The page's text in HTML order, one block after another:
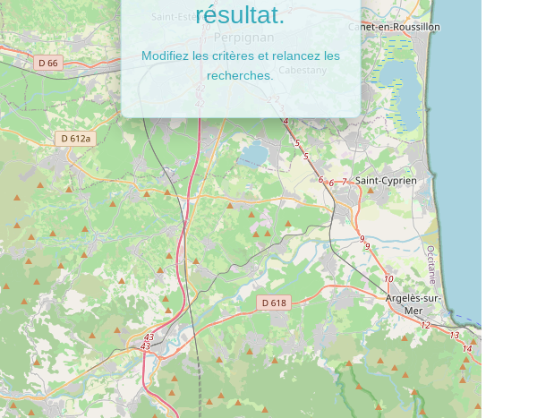
résultat.
Modifiez les critères et relancez les
recherches.